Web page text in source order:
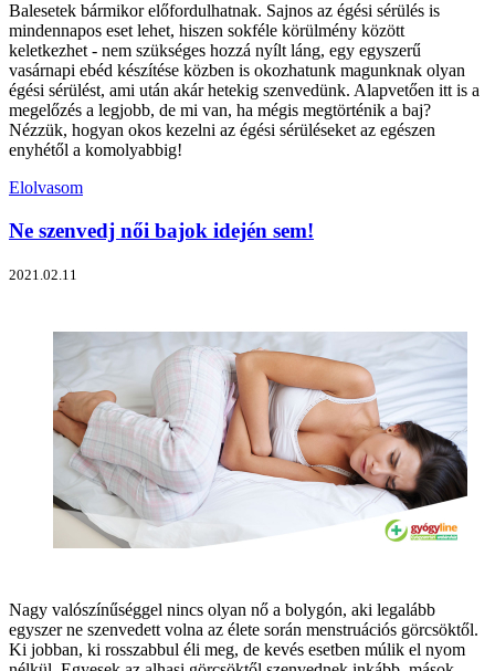
Balesetek bármikor előfordulhatnak. Sajnos az égési sérülés is
mindennapos eset lehet, hiszen sokféle körülmény között
keletkezhet - nem szükséges hozzá nyílt láng, egy egyszerű
vasárnapi ebéd készítése közben is okozhatunk magunknak olyan
égési sérülést, ami után akár hetekig szenvedünk. Alapvetően itt is a
megelőzés a legjobb, de mi van, ha mégis megtörténik a baj?
Nézzük, hogyan okos kezelni az égési sérüléseket az egészen
enyhétől a komolyabbig!
Elolvasom
Ne szenvedj női bajok idején sem!
2021.02.11
Nagy valószínűséggel nincs olyan nő a bolygón, aki legalább
egyszer ne szenvedett volna az élete során menstruációs görcsöktől.
Ki jobban, ki rosszabbul éli meg, de kevés esetben múlik el nyom